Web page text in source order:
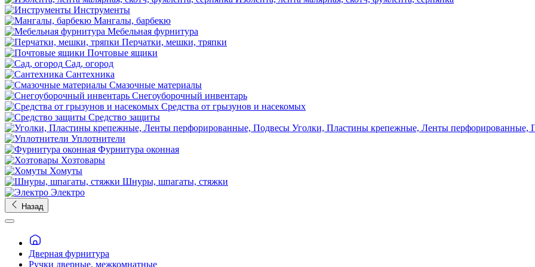
Инструменты
Мангалы, барбекю
Мебельная фурнитура
Перчатки, мешки, тряпки
Почтовые ящики
Сад, огород
Сантехника
Смазочные материалы
Снегоуборочный инвентарь
Средства от грызунов и насекомых
Средство защиты
Уголки, Пластины крепежные, Ленты перфорированные,
Уплотнители
Фурнитура оконная
Хозтовары
Хомуты
Шнуры, шпагаты, стяжки
Электро
Назад
Дверная фурнитура
Ручки дверные, межкомнатные